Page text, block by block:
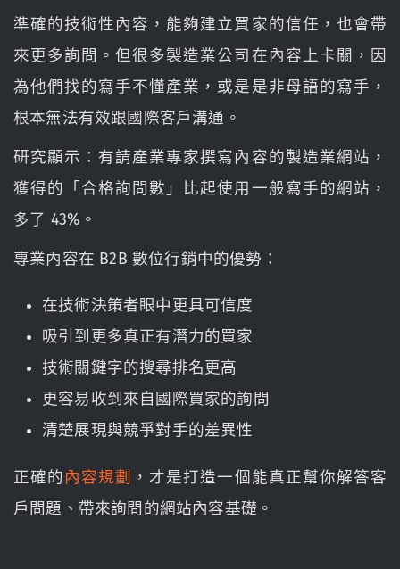
準確的技術性內容，能夠建立買家的信任，也會帶
來更多詢問。但很多製造業公司在內容上卡關，因
為他們找的寫手不懂產業，或是是非母語的寫手，
根本無法有效跟國際客戶溝通。
研究顯示：有請產業專家撰寫內容的製造業網站，
獲得的「合格詢問數」比起使用一般寫手的網站，
多了 43%。
專業內容在 B2B 數位行銷中的優勢：
在技術決策者眼中更具可信度
吸引到更多真正有潛力的買家
技術關鍵字的搜尋排名更高
更容易收到來自國際買家的詢問
清楚展現與競爭對手的差異性
正確的內容規劃
，才是打造一個能真正幫你解答客
戶問題、帶來詢問的網站內容基礎。